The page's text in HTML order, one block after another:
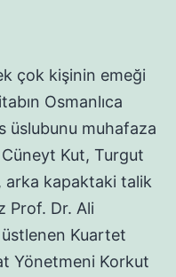
çok kişinin emeği
Osmanlıca
üslubunu muhafaza
Kut, Turgut
arka kapaktaki talik
Prof. Dr. Ali
üstlenen Kuartet
Yönetmeni Korkut